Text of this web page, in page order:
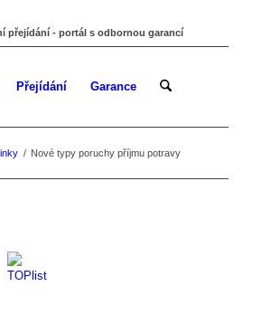
přejídání - portál s odbornou garancí
Přejídání Garance
/ Nové typy poruchy příjmu potravy